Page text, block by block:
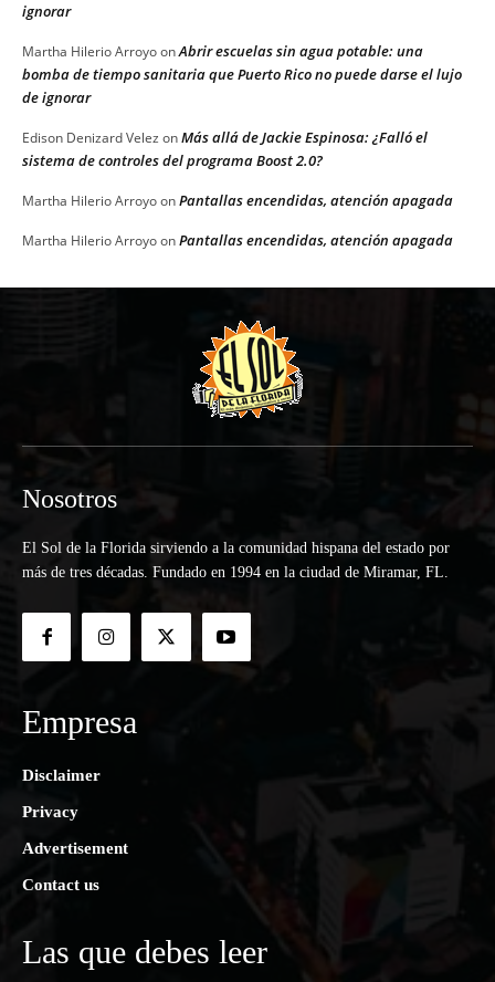
ignorar
Martha Hilerio ArroyoonAbrir escuelas sin agua potable: una
bomba de tiempo sanitaria que Puerto Rico no puede darse el lujo
de ignorar
Edison Denizard Velez onMás allá de Jackie Espinosa: ¿Falló el
sistema de controles del programa Boost 2.0?
Martha Hilerio ArroyoonPantallas encendidas, atención apagada
Martha Hilerio ArroyoonPantallas encendidas, atención apagada
Nosotros
El Sol de la Florida sirviendo a la comunidad hispana del estado por
más de tres décadas. Fundado en 1994 en la ciudad de Miramar, FL.
Empresa
Disclaimer
Privacy
Advertisement
Contact us
Las que debes leer